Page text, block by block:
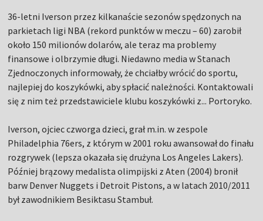
36-letni Iverson przez kilkanaście sezonów spędzonych na
parkietach ligi NBA (rekord punktów w meczu – 60) zarobił
około 150 milionów dolarów, ale teraz ma problemy
finansowe i olbrzymie długi. Niedawno media w Stanach
Zjednoczonych informowały, że chciałby wrócić do sportu,
najlepiej do koszykówki, aby spłacić należności. Kontaktowali
się z nim też przedstawiciele klubu koszykówki z... Portoryko.
Iverson, ojciec czworga dzieci, grał m.in. w zespole
Philadelphia 76ers, z którym w 2001 roku awansował do finału
rozgrywek (lepsza okazała się drużyna Los Angeles Lakers).
Później brązowy medalista olimpijski z Aten (2004) bronił
barw Denver Nuggets i Detroit Pistons, a w latach 2010/2011
był zawodnikiem Besiktasu Stambuł.